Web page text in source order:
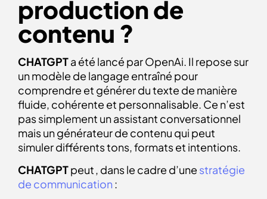
production de
contenu ?
CHATGPTa été lancé par OpenAi. Il repose sur
un modèle de langage entraîné pour
comprendre et générer du texte de manière
fluide, cohérente et personnalisable. Ce n’est
pas simplement un assistant conversationnel
mais un générateur de contenu qui peut
simuler différents tons, formats et intentions.
CHATGPTpeut , dans le cadre d’une stratégie
de communication :